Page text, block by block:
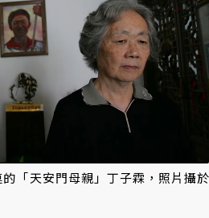
「天安門母親」丁子霖，照片攝於